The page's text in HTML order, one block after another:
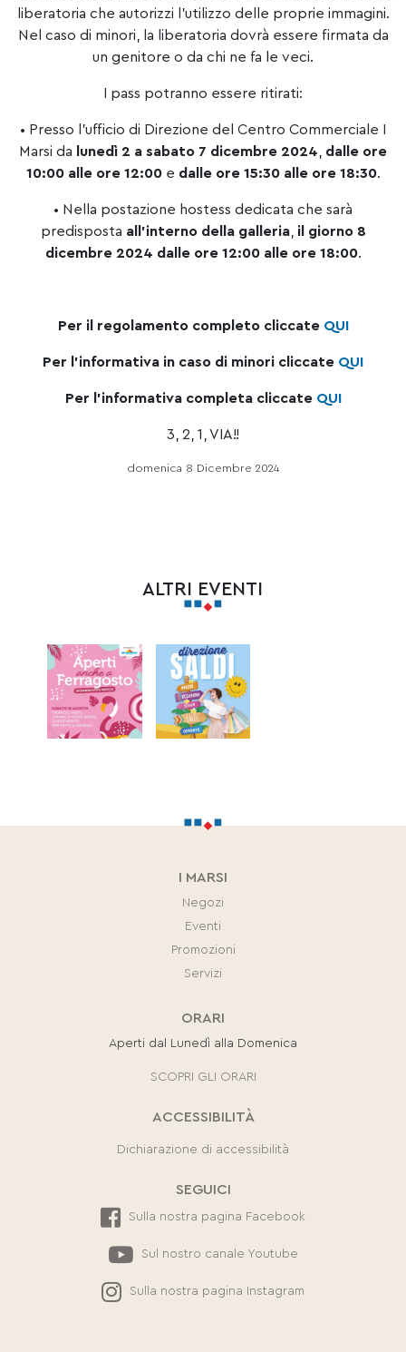
liberatoria che autorizzi l’utilizzo delle proprie immagini.
Nel caso di minori, la liberatoria dovrà essere firmata da
un genitore o da chi ne fa le veci.
I pass potranno essere ritirati:
• Presso l’ufficio di Direzione del Centro Commerciale I
Marsi da
lunedì 2 a sabato 7 dicembre 2024
dalle ore
10:00 alle ore 12:00e dalle ore 15:30 alle ore 18:30.
• Nella postazione hostess dedicata che sarà
predisposta all’interno della galleria, il giorno 8
dicembre 2024 dalle ore 12:00 alle ore 18:00.
Per il regolamento completo cliccate QUI
Per l’informativa in caso di minori cliccate QUI
Per l’informativa completa cliccate QUI
3, 2, 1, VIA!!
domenica 8 Dicembre 2024
ALTRI EVENTI
I MARSI
Negozi
Eventi
Promozioni
Servizi
ORARI
Aperti dal Lunedì alla Domenica
SCOPRI GLI ORARI
ACCESSIBILITÀ
Dichiarazione di accessibilità
SEGUICI
Sulla nostra pagina Facebook
Sul nostro canale Youtube
Sulla nostra pagina Instagram